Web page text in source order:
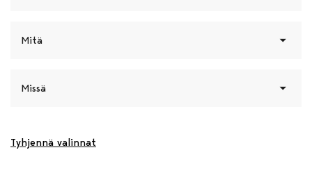
Mitä
Missä
Tyhjennä valinnat